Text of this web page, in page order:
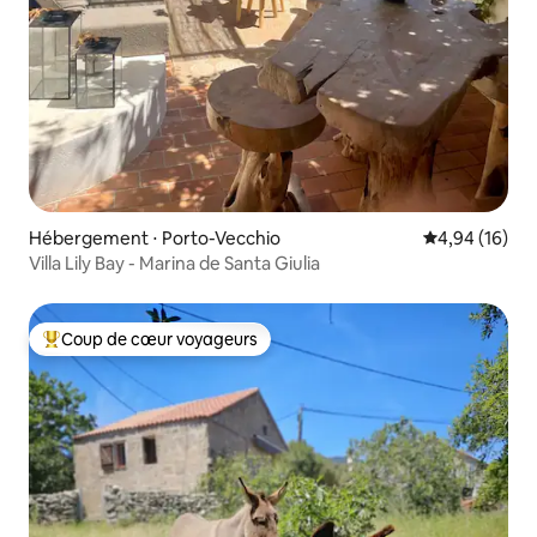
Hébergement ⋅ Porto-Vecchio Évaluation
4,94 (16)
Villa Lily Bay - Marina de Santa Giulia
Coups de cœur voyageurs les plus appréciés
Coup de cœur voyageurs